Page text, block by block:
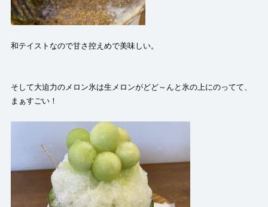
和テイストなので甘さ控えめで美味しい。
そして大迫力のメロン氷は生メロンがどど～んと氷の上にのってて、
まぁすごい！